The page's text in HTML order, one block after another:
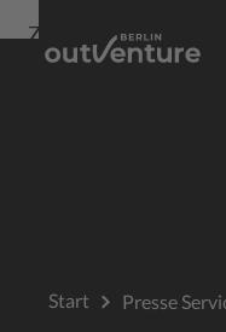
Zur
Navigation
Zur
Suche
Start Presse